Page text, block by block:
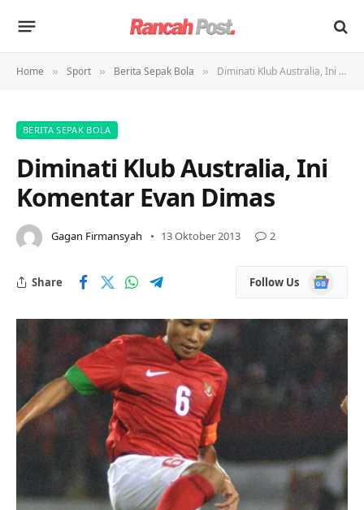
Home » Sport » Berita Sepak Bola » Diminati Klub Australia, Ini Komentar Evan Dimas
BERITA SEPAK BOLA
Diminati Klub Australia, Ini
Komentar Evan Dimas
Gagan Firmansyah 13 Oktober 2013 2
Share Follow Us
Google
News